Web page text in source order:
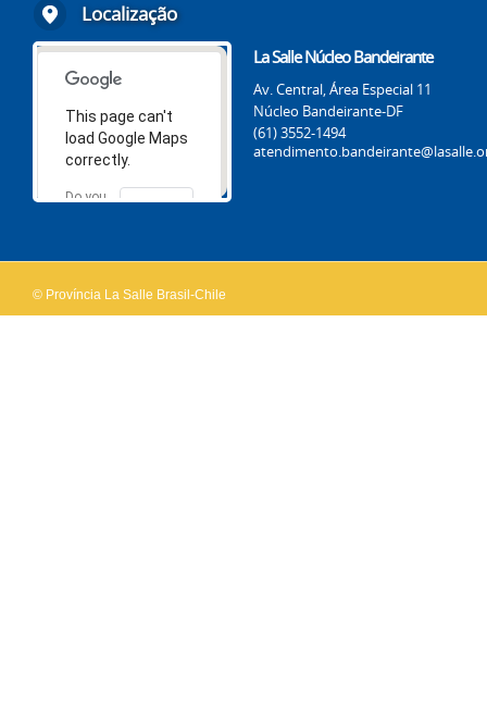
Localização
This page can't
load Google Maps
correctly.
Do you
OK
La Salle Núcleo Bandeirante
Av. Central, Área Especial 11
Núcleo Bandeirante-DF
(61) 3552-1494
© Província La Salle Brasil-Chile